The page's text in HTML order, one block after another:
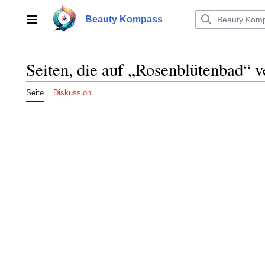
springenHauptmenü Beauty Kompass
Seiten, die auf „Rosenblütenbad“
Seite Diskussion